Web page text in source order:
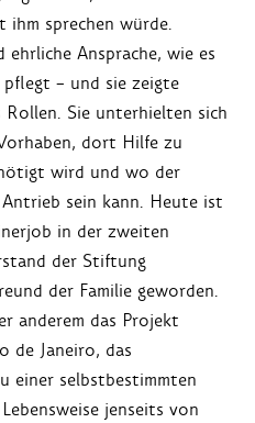
ihm sprechen würde.
Ansprache, wie es
– und sie zeigte
Sie unterhielten sich
dort Hilfe zu
wird und wo der
sein kann. Heute ist
in der zweiten
der Stiftung
der Familie geworden.
anderem das Projekt
de Janeiro, das
einer selbstbestimmten
jenseits von